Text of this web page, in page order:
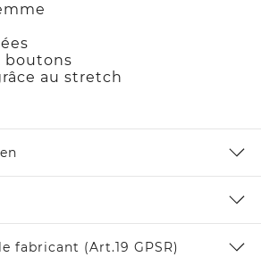
boutons
au stretch
fabricant (Art.19 GPSR)